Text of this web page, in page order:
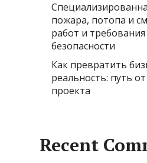
пожара, потопа и
работ и требования
безопасности
Как превратить
реальность: путь
проекта
Recent